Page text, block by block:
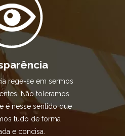
rege-se em sermos
Não toleramos
é nesse sentido que
tudo de forma
e concisa.